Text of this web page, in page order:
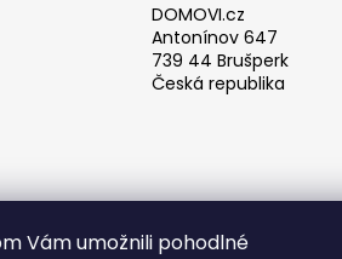
Vám umožnili pohodlné
DOMOVI.cz
Antonínov 647
739 44 Brušperk
Česká republika